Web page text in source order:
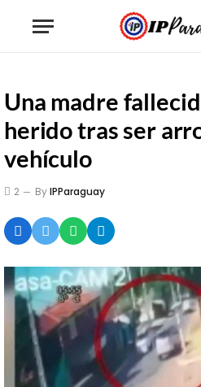
Una madre
herido tras ser
vehículo
2 ByIPParaguay